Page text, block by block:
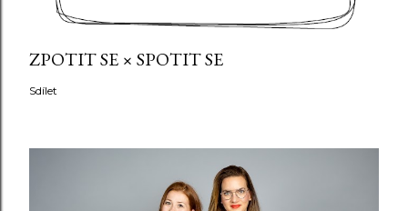
ZPOTIT SE × SPOTIT SE
Sdílet